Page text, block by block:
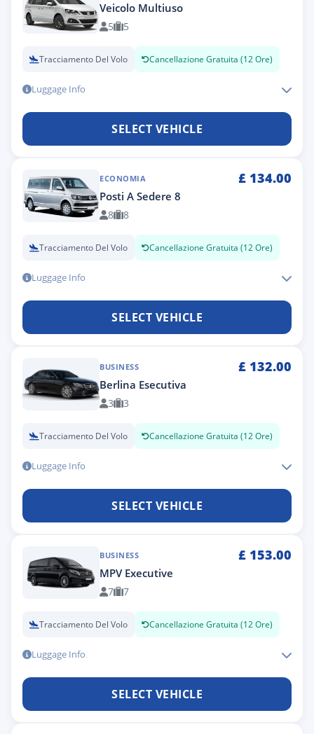
Veicolo Multiuso
5 5
Tracciamento Del Volo Cancellazione Gratuita (12 Ore)
Luggage Info
SELECT VEHICLE
ECONOMIA £ 134.00
Posti A Sedere 8
8 8
Tracciamento Del Volo Cancellazione Gratuita (12 Ore)
Luggage Info
SELECT VEHICLE
BUSINESS £ 132.00
Berlina Esecutiva
3 3
Tracciamento Del Volo Cancellazione Gratuita (12 Ore)
Luggage Info
SELECT VEHICLE
BUSINESS £ 153.00
MPV Executive
7 7
Tracciamento Del Volo Cancellazione Gratuita (12 Ore)
Luggage Info
SELECT VEHICLE